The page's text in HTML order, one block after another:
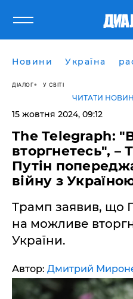
Новини Україна
ДІАЛОГ У СВІТІ
ЧИТАТИ
15 жовтня 2024, 09:12
The Telegraph:
вторгнетесь", –
Путін
війну з
Трамп заявив, що
на можливе
України.
Автор: Дмитрий